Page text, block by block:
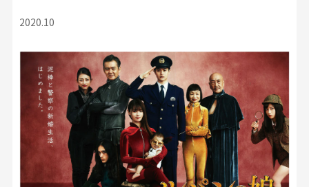
お役立ち情報
FAQ
お問い合わせ
2020.10